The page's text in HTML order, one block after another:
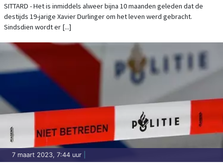
SITTARD - Het is inmiddels alweer bijna 10 maanden geleden dat de
destijds 19-jarige Xavier Durlinger om het leven werd gebracht.
Sindsdien wordt er [...]
7 maart 2023, 7:44 uur